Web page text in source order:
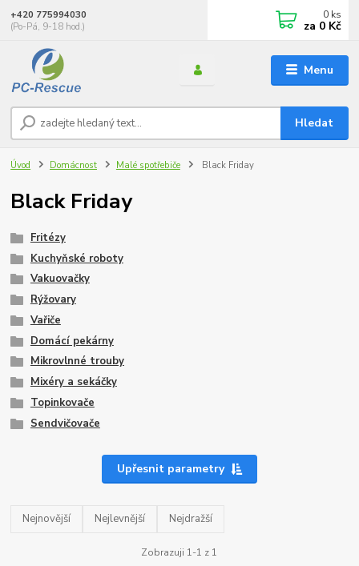
Menu
Hledat
+420 775994030
(Po-Pá, 9-18 hod.)
0 ks
za 0 Kč
Úvod Domácnost Malé spotřebiče Black Friday
Black Friday
Fritézy
Kuchyňské roboty
Vakuovačky
Rýžovary
Vařiče
Domácí pekárny
Mikrovlnné trouby
Mixéry a sekáčky
Topinkovače
Sendvičovače
Upřesnit parametry
Nejnovější Nejlevnější Nejdražší
Zobrazuji 1-1 z 1